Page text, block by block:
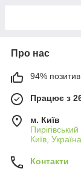
Про нас
94%
Працює з
м. Київ
Київ, Україна
Контакти